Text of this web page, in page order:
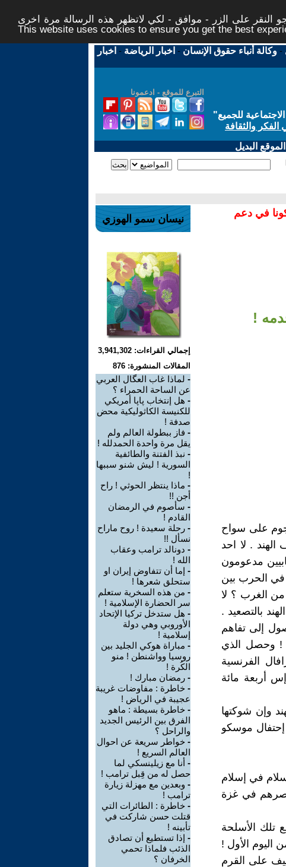
النقر على الزر - موافق - لكي لاتظهر هذه الرسالة مرة اخرى -
This website uses cookies to ensure you get the best
-وكالة أنباء حقوق الإنسان - اخبار الرياضة - اخبار
التبرع للموقع - ادعمونا
للجميع"
والثقافة
البديل
في دعم
!
على سواح
. لا احد
مدعومون
في الحرب بين
الغرب ؟ لا
بالتصعيد .
إلى تفاهم
! وحصل الذي
الفرنسية
أربعة مائة
وإن شوكتها
موسكو
في إسلام
في غزة
تلك الأسلحة
اليوم الأول !
على القرم
نيسان سمو الهوزي
إجمالي القراءات: 3,941,302
المقالات المنشورة: 876
- لماذا غاب العگال العربي
عن الساحة الحمراء ؟
- هل إنتخاب پاپا أمريكي
للكنيسة الكاثوليكية محض
صدفة !
- فاز ببطولة العالم ولم
يقل مرة واحدة الحمدلله !
- نبذ الفتنة والطائفية
السورية ! ليش شنو سببها
!
- ماذا ينتظر الحوثي ! راح
أجن !!
- سأصوم في الرمضان
القادم !
- رحلة سعيدة ! روح ماراح
نسأل !!
- دونالد ترامب وعقاب
الله !
- إما أن تتفاوض إيران او
ستحلق شعرها !
- من هذه السخرية ستعلم
سر الحضارة الإسلامية !
- هل ستدخل تركيا الإتحاد
الأوروبي وهي دولة
إسلامية !
- مباراة هوكي الجليد بين
روسيا وواشنطن ! منو
الكُرة !
- رمضان مبارك !
- خاطرة : مفاوضات غريبة
عجيبة في الرياض !
- خاطرة بسيطة : ماهو
الفرق بين الرئيس الجديد
والراحل ؟
- خواطر سريعة عن احوال
العالم السريع !
- أنا مع زيلينسكي لما
حصل له من قِبل ترامب !
- وبعدين مع مهزلة زيارة
ترامب !
- خاطرة : الطائرات التي
قتلت حسن شاركت في
تأبينه !
- إذا تستطيع أن تصادق
الذئب فلماذا تحمي
الخرفان ؟